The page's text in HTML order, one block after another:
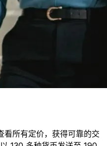
看所有定价，获得可靠的交